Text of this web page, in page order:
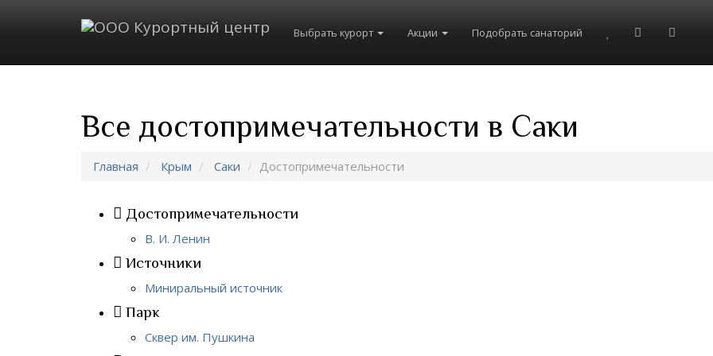
Выбрать курорт Акции Подобрать санаторий
Все достопримечательности в Саки
Главная Крым Саки Достопримечательности
Достопримечательности
В. И. Ленин
Источники
Миниральный источник
Парк
Сквер им. Пушкина